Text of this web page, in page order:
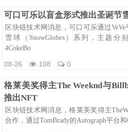
可口可乐以盲盒形式推出圣诞节
区块链技术网消息，可口可乐通过
雪球（SnowGlobes）系列，主题分别
4CokeBo
08-26 108 0
格莱美奖得主The Weeknd与
推出NFT
区块链技术网消息，格莱美奖得主
合作，通过TomBrady的Autograph平台和